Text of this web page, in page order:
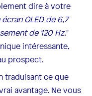
dire à votre
OLED de 6,7
de 120 Hz."
intéressante,
prospect.
traduisant ce que
avantage. Ne vous